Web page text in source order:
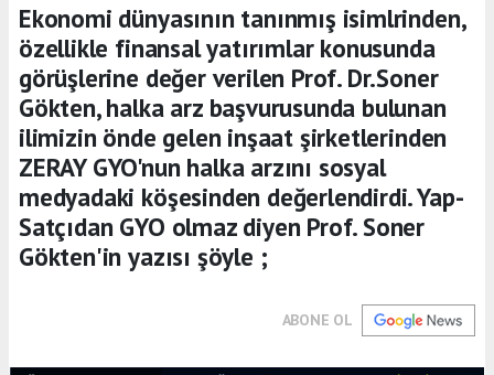
Ekonomi dünyasının tanınmış isimlrinden,
özellikle finansal yatırımlar konusunda
görüşlerine değer verilen Prof. Dr.Soner
Gökten, halka arz başvurusunda bulunan
ilimizin önde gelen inşaat şirketlerinden
ZERAY GYO'nun halka arzını sosyal
medyadaki köşesinden değerlendirdi. Yap-
Satçıdan GYO olmaz diyen Prof. Soner
Gökten'in yazısı şöyle ;
ABONE OL